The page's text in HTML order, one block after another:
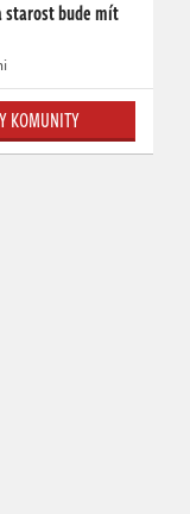
starost bude mít
KOMUNITY